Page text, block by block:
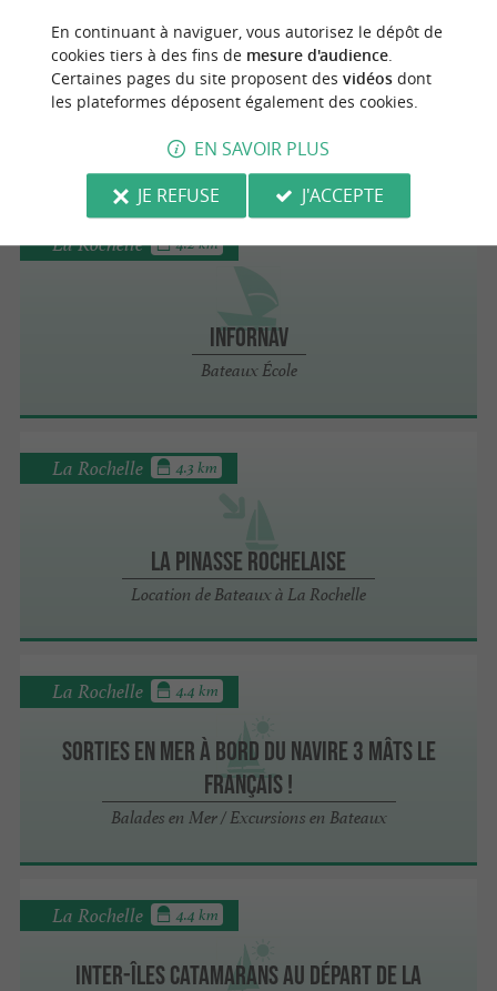
Infornav
Infornav
Bateaux École
La Rochelle 4.2 km
La Pinasse Rochelaise
Location de Bateaux à La Rochelle
La Rochelle 4.3 km
Sorties en mer à bord du navire 3 mâts Le
Français !
Balades en Mer / Excursions en Bateaux
La Rochelle 4.4 km
Inter-îles catamarans au départ de La
La Rochelle 4.4 km
En continuant à naviguer, vous autorisez le dépôt de
cookies tiers à des fins de mesure d'audience.
Certaines pages du site proposent des vidéosdont
les plateformes déposent également des cookies.
EN SAVOIR PLUS
JE REFUSE
J'ACCEPTE